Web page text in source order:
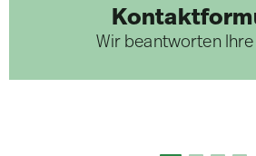
Wir beantworten